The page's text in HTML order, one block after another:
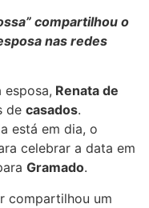
compartilhou o
nas redes
esposa, Renata de
de casados.
está em dia, o
celebrar a data em
Gramado.
compartilhou um